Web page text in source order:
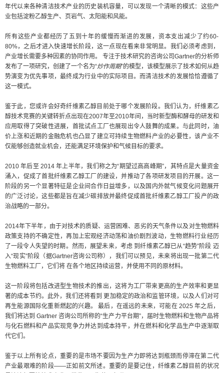
年代以来各种清洁技术产业的历史装机容量，可以发现一个清晰的模式：这些产
业包括淀粉乙醇生产、页岩气、太阳能和风能。
所有这些产业都经历了五到十年的缓慢而渐进的发展，资本支出减少了约60-
80%，之后才进入快速增长阶段，这一点现在看来非常明显。我们必须考虑到，
产业增长需要多种因素的协同作用。 专注于技术研究的咨询公司Gartner的分析师
发布了一项研究，创建了一个名为“炒作周期”的模型 ，该模型展示了技术如何从趋
势演变为优先事项，最终成为行业中的实际项目。而清洁技术的发展恰恰遵循了
这一模式。
鉴于此，您或许会好奇纤维素乙醇目前处于哪个发展阶段。我们认为，纤维素乙
醇技术竞赛的关键转折点出现在2007年至2010年间，当时新型酶和酵母的研发和
应用取得了突破性进展，首批试点工厂也展现出令人鼓舞的成果。与此同时，油
价上涨和近期的金融危机也凸显了建立可持续生物燃料产业的必要性，该产业不
仅能够创造就业机会，还能满足环境保护和气候目标的要求。
2010 年后至 2014 年上半年，我们称之为“期望过高高峰期”，其特点是大量资金
涌入，促成了首批纤维素乙醇工厂的建设，并推动了各项研发项目的开展。这一
阶段的另一个显著特征是企业间合作日益增多，以及国内外就气候变化问题展开
的广泛讨论，这些都是旨在减少碳排放并最终促成首批纤维素乙醇工厂投产的政
治战略的一部分。
2014年下半年，由于对技术的质疑、运营困难、恶劣的天气条件以及对生物燃料
政策支持的不确定性，再加上宏观经济动荡和油价剧烈波动，生物燃料行业经历
了一段令人失望的时期。然而，展望未来，考虑到纤维素乙醇已从“趋势”阶段 迈
入“现实”阶段（据Gartner咨询公司称），我们可以预见，未来将出现一批第二代
生物燃料工厂，它们将 在各个地区持续运营，并使用不同的原材料。
这一阶段将包括改进型生物技术的推出，这将为工厂带来更高的生产效率和更显
著的成本节约。此外，我们还将看到更加稳定的政治和监管环境，以及人们对可
再生能源国际化重新燃起的兴趣。最后，在遥远的未来，可能在 2025 年之后，
我们将达到 Gartner 咨询公司所称的“生产力平台期”，届时生物燃料和生物产品将
与化石燃料和产品实现竞争力并达到成本持平，并在燃料和化学品生产中逐渐取
代它们。
鉴于以上所有论点，重要的是市场不要因为生产力即将达到瓶颈而停滞在第二代
产业最艰难的阶段——正如前文所述。重要的是要记住，纤维素乙醇目前的状况